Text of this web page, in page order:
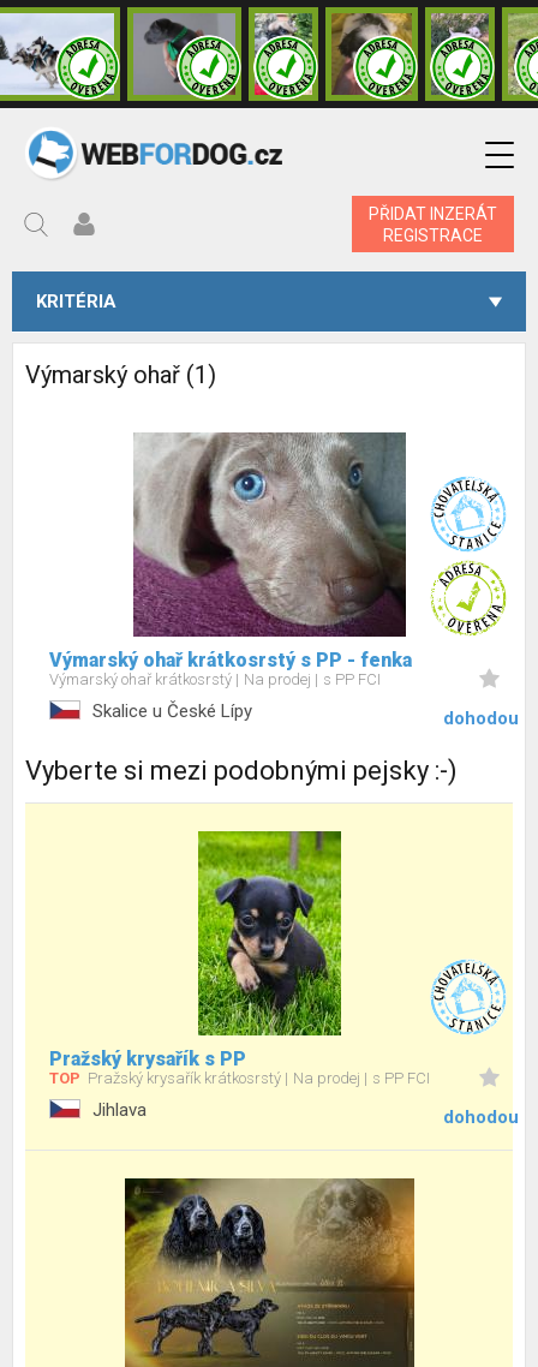
PŘIDAT INZERÁT
REGISTRACE
KRITÉRIA
Výmarský ohař (1)
Výmarský ohař krátkosrstý s PP - fenka
Výmarský ohař krátkosrstý Na prodej s PP FCI
Skalice u České Lípy dohodou
Vyberte si mezi podobnými pejsky :-)
Pražský krysařík s PP
TOP Pražský krysařík krátkosrstý Na prodej s PP FCI
Jihlava dohodou